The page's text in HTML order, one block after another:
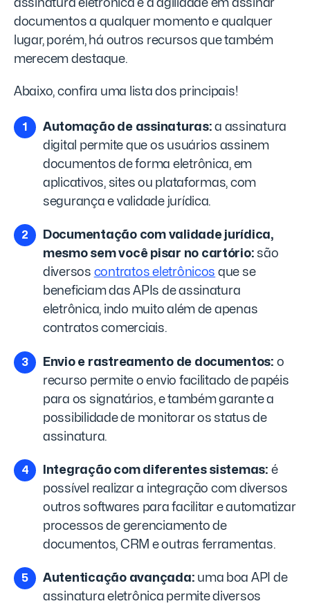
assinatura eletrônica é a agilidade em assinar
documentos a qualquer momento e qualquer
lugar, porém, há outros recursos que também
merecem destaque.
Abaixo, confira uma lista dos principais!
Automação de assinaturas: a assinatura
digital permite que os usuários assinem
documentos de forma eletrônica, em
aplicativos, sites ou plataformas, com
segurança e validade jurídica.
Documentação com validade jurídica,
mesmo sem você pisar no cartório: são
diversos contratos eletrônicos que se
beneficiam das APIs de assinatura
eletrônica, indo muito além de apenas
contratos comerciais.
Envio e rastreamento de documentos: o
recurso permite o envio facilitado de papéis
para os signatários, e também garante a
possibilidade de monitorar os status de
assinatura.
Integração com diferentes sistemas: é
possível realizar a integração com diversos
outros softwares para facilitar e automatizar
processos de gerenciamento de
documentos, CRM e outras ferramentas.
Autenticação avançada: uma boa API de
assinatura eletrônica permite diversos